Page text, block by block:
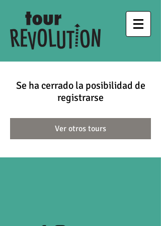
Se ha cerrado la posibilidad de
registrarse
Ver otros tours